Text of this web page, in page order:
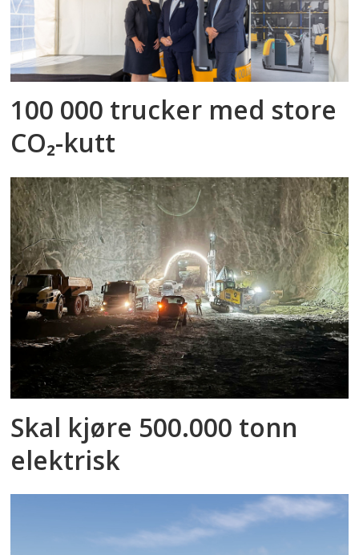
100 000 trucker med store
CO₂-kutt
Skal kjøre 500.000 tonn
elektrisk